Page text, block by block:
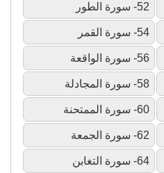
52- سورة الطور
54- سورة القمر
56- سورة الواقعة
58- سورة المجادلة
60- سورة الممتحنة
62- سورة الجمعة
64- سورة التغابن